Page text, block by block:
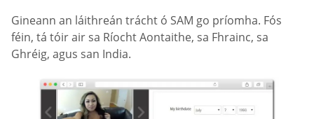
Gineann an láithreán trácht ó SAM go príomha. Fós
féin, tá tóir air sa Ríocht Aontaithe, sa Fhrainc, sa
Ghréig, agus san India.